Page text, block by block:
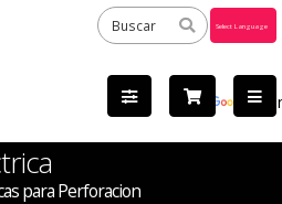
by
para Perforacion